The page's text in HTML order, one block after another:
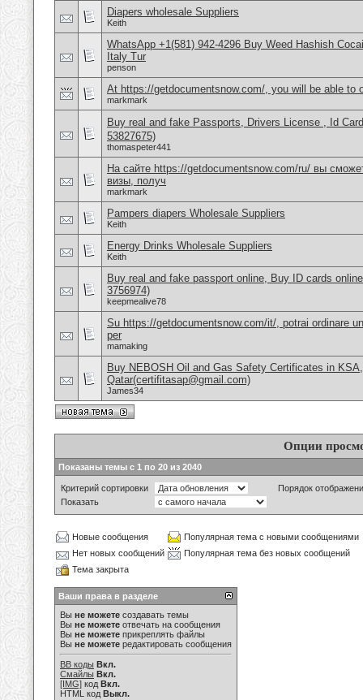
Diapers wholesale Suppliers
Keith
WhatsApp +1(581) 942-4296 Buy Weed Hashish
Italy Tur
penson
At https://getdocumentsnow.com/, you will be able to
markmark
Buy real and fake Passports, Drivers License , Id
53827675)
thomaspeter441
На сайте https://getdocumentsnow.com/ru/ вы
визы, получ
markmark
Pampers diapers Wholesale Suppliers
Keith
Energy Drinks Wholesale Suppliers
Keith
Buy real and fake passport online, Buy ID cards
3756974)
keepmealive78
Su https://getdocumentsnow.com/it/, potrai ordinare
per
mamaking
Buy NEBOSH Oil and Gas Safety Certificates in
Qatar(certifitasap@gmail.com)
James34
Опции
Показаны темы с 1 по 20 из 2040
Критерий сортировки
Порядок
Показать
Новые сообщения
Популярная тема с новыми сообщениями
Нет новых сообщений
Популярная тема без новых сообщений
Тема закрыта
Ваши права в разделе
Вы не можете создавать темы
Вы не можете отвечать на сообщения
Вы не можете прикреплять файлы
Вы не можете редактировать сообщения
BB коды Вкл.
Смайлы Вкл.
[IMG] код Вкл.
HTML код Выкл.